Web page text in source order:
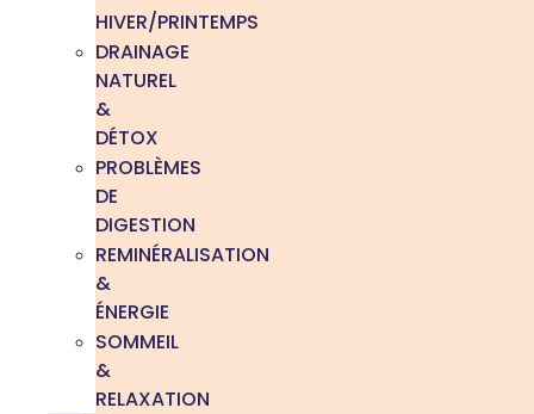
HIVER/PRINTEMPS
DRAINAGE
NATUREL
&
DÉTOX
PROBLÈMES
DE
DIGESTION
REMINÉRALISATION
&
ÉNERGIE
SOMMEIL
&
RELAXATION